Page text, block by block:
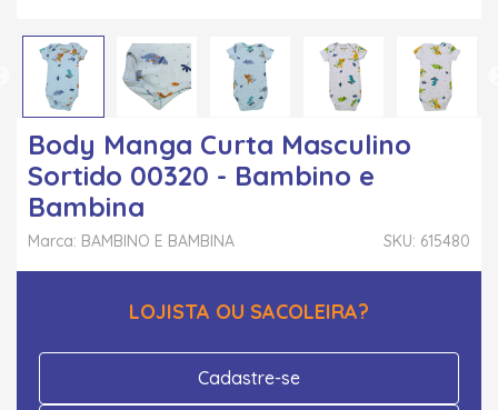
Body Manga Curta Masculino
Sortido 00320 - Bambino e
Bambina
SKU: 615480
Marca: BAMBINO E BAMBINA
LOJISTA OU SACOLEIRA?
Cadastre-se